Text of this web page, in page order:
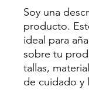
Soy una
producto.
ideal para
sobre tu
tallas,
de cuidado y